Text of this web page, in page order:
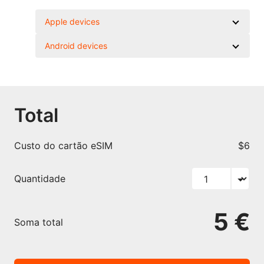
Apple devices
Android devices
Total
Custo do cartão eSIM $6
Quantidade
Soma total 5 €